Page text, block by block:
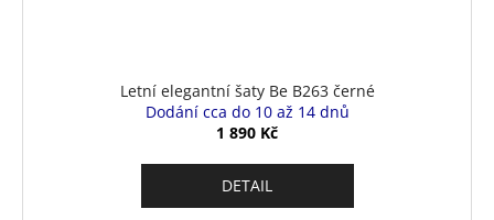
Letní elegantní šaty Be B263 černé
Dodání cca do 10 až 14 dnů
1 890 Kč
DETAIL